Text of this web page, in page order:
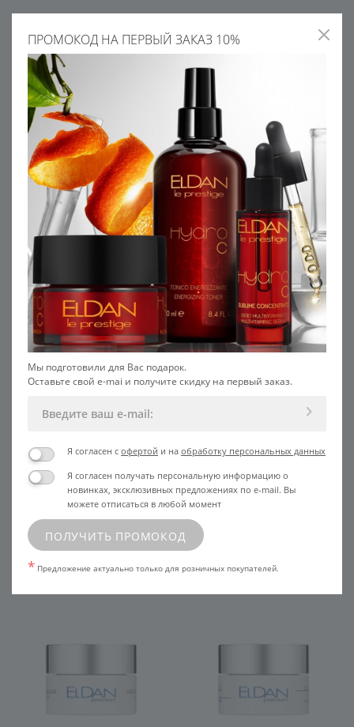
5
Крем питательный с рисовыми
протеинами
6 350
Питательный крем с рисовыми
УЗНАТЬ ЦЕНУ
Крем для чувствительной кожи
6 245
В КОРЗИНУ
Крем для чувствительной кожи
SALON
ПРОМОКОД НА ПЕРВЫЙ ЗАКАЗ 10%
Мы подготовили для Вас подарок.
Оставьте свой e-mai и получите скидку на первый заказ.
Я согласен с офертой и на обработку персональных данных
Я согласен получать персональную информацию о
новинках, эксклюзивных предложениях по e-mail. Вы
можете отписаться в любой момент
ПОЛУЧИТЬ ПРОМОКОД
* Предложение актуально только для розничных покупателей.